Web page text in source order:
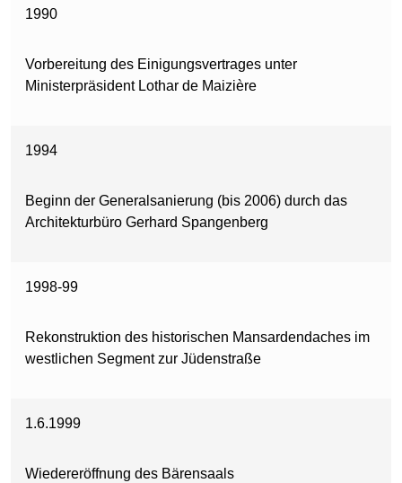
1990
Vorbereitung des Einigungsvertrages unter
Ministerpräsident Lothar de Maizière
1994
Beginn der Generalsanierung (bis 2006) durch das
Architekturbüro Gerhard Spangenberg
1998-99
Rekonstruktion des historischen Mansardendaches im
westlichen Segment zur Jüdenstraße
1.6.1999
Wiedereröffnung des Bärensaals